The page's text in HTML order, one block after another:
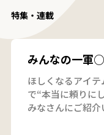
特集・連載
みんなの一軍
ほしくなるアイ
で“本当に頼りに
みなさんにご紹介